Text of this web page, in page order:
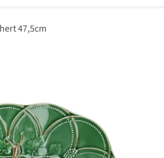
47,5cm